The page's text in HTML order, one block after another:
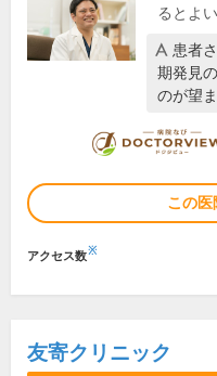
るとよ
患者
期発見
のが望
この医
アクセス数※
友寄クリニック